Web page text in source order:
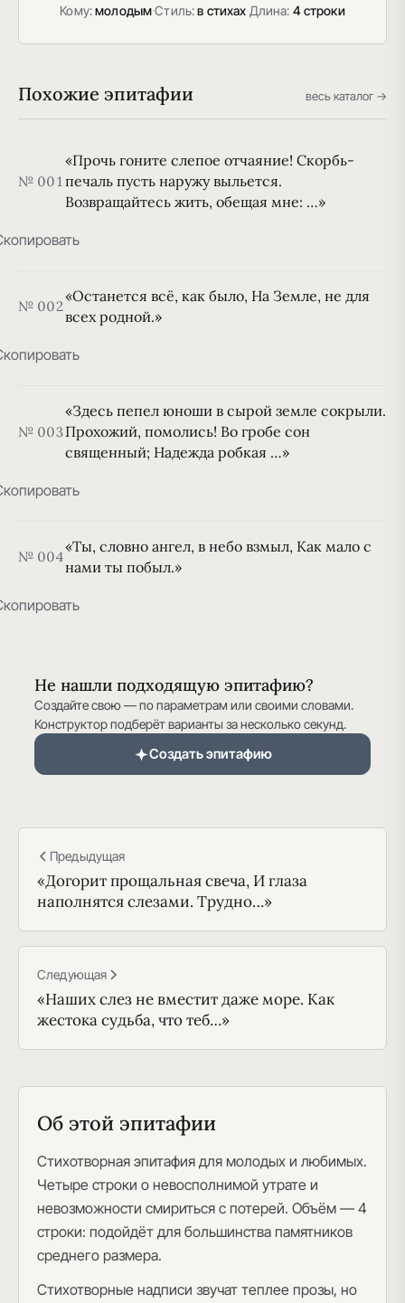
Кому:молодым·Стиль:в стихах·Длина: 4 строки
Похожие эпитафии весь каталог →
№ 001
«Прочь гоните слепое отчаяние! Скорбь-
печаль пусть наружу выльется.
Возвращайтесь жить, обещая мне: …»
№ 002
«Останется всё, как было, На Земле, не для
всех родной.»
№ 003
«Здесь пепел юноши в сырой земле сокрыли.
Прохожий, помолись! Во гробе сон
священный; Надежда робкая …»
№ 004
«Ты, словно ангел, в небо взмыл, Как мало с
нами ты побыл.»
Не нашли подходящую эпитафию?
Создайте свою — по параметрам или своими словами.
Конструктор подберёт варианты за несколько секунд.
Создать эпитафию
Предыдущая
«Догорит прощальная свеча, И глаза
наполнятся слезами. Трудно…»
Следующая
«Наших слез не вместит даже море. Как
жестока судьба, что теб…»
Об этой эпитафии
Стихотворная эпитафия для молодых и любимых.
Четыре строки о невосполнимой утрате и
невозможности смириться с потерей. Объём — 4
строки: подойдёт для большинства памятников
среднего размера.
Стихотворные надписи звучат теплее прозы, но